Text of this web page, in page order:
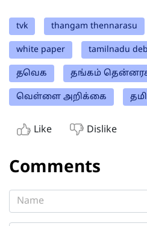
tvk thangam thennarasu
white paper tamilnadu
தவெக தங்கம்
வெள்ளை அறிக்கை
Like Dislike
Comments